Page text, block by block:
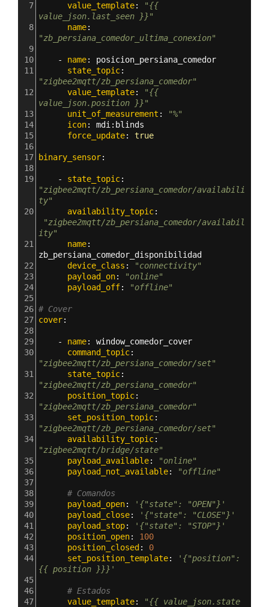
7
value_template:
"{{
value_json.last_seen }}"
8
name
"zb_persiana_comedor_ultima_conexion"
9
10
- name: posicion_persiana_comedor
11
state_topic
"zigbee2mqtt/zb_persiana_comedor"
12
value_template:
"{{
value_json.position }}"
13
unit_of_measurement :
"%"
14
icon: mdi : blinds
15
force_update: true
16
17
binary_sensor:
18
19
- state_topic
"zigbee2mqtt/zb_persiana_comedor/availabili
ty"
20
availability_topic:
"zigbee2mqtt/zb_persiana_comedor/availabil
ity"
21
name
zb_persiana_comedor_disponibilidad
22
device_class :
"connectivity"
23
payload_on:
"online"
24
payload_off:
"offline"
25
26 # Cover
27 cover:
28
29
- name: window_comedor_cover
30
command_topic
"zigbee2mqtt/zb_persiana_comedor/set"
31
state_topic
"zigbee2mqtt/zb_persiana_comedor"
32
position_topic
"zigbee2mqtt/zb_persiana_comedor"
33
set_position_topic
"zigbee2mqtt/zb_persiana_comedor/set"
34
availability_topic
"zigbee2mqtt/bridge/state"
35
payload_available:
"online"
36
payload_not_available:
"offline"
37
38
# Comandos
39
payload_open:
'{"state": "OPEN"}'
40
payload_close:
'{"state": "CLOSE"}'
41
payload_stop:
'{"state": "STOP"}'
42
position_open: 100
43
position_closed : 0
44
set_position_template:
'{"position":
{{ position }}}'
45
46
# Estados
47
value_template:
"{{ value_json.state